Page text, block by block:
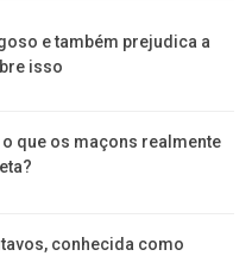
e também prejudica a
isso
o que os maçons realmente
conhecida como